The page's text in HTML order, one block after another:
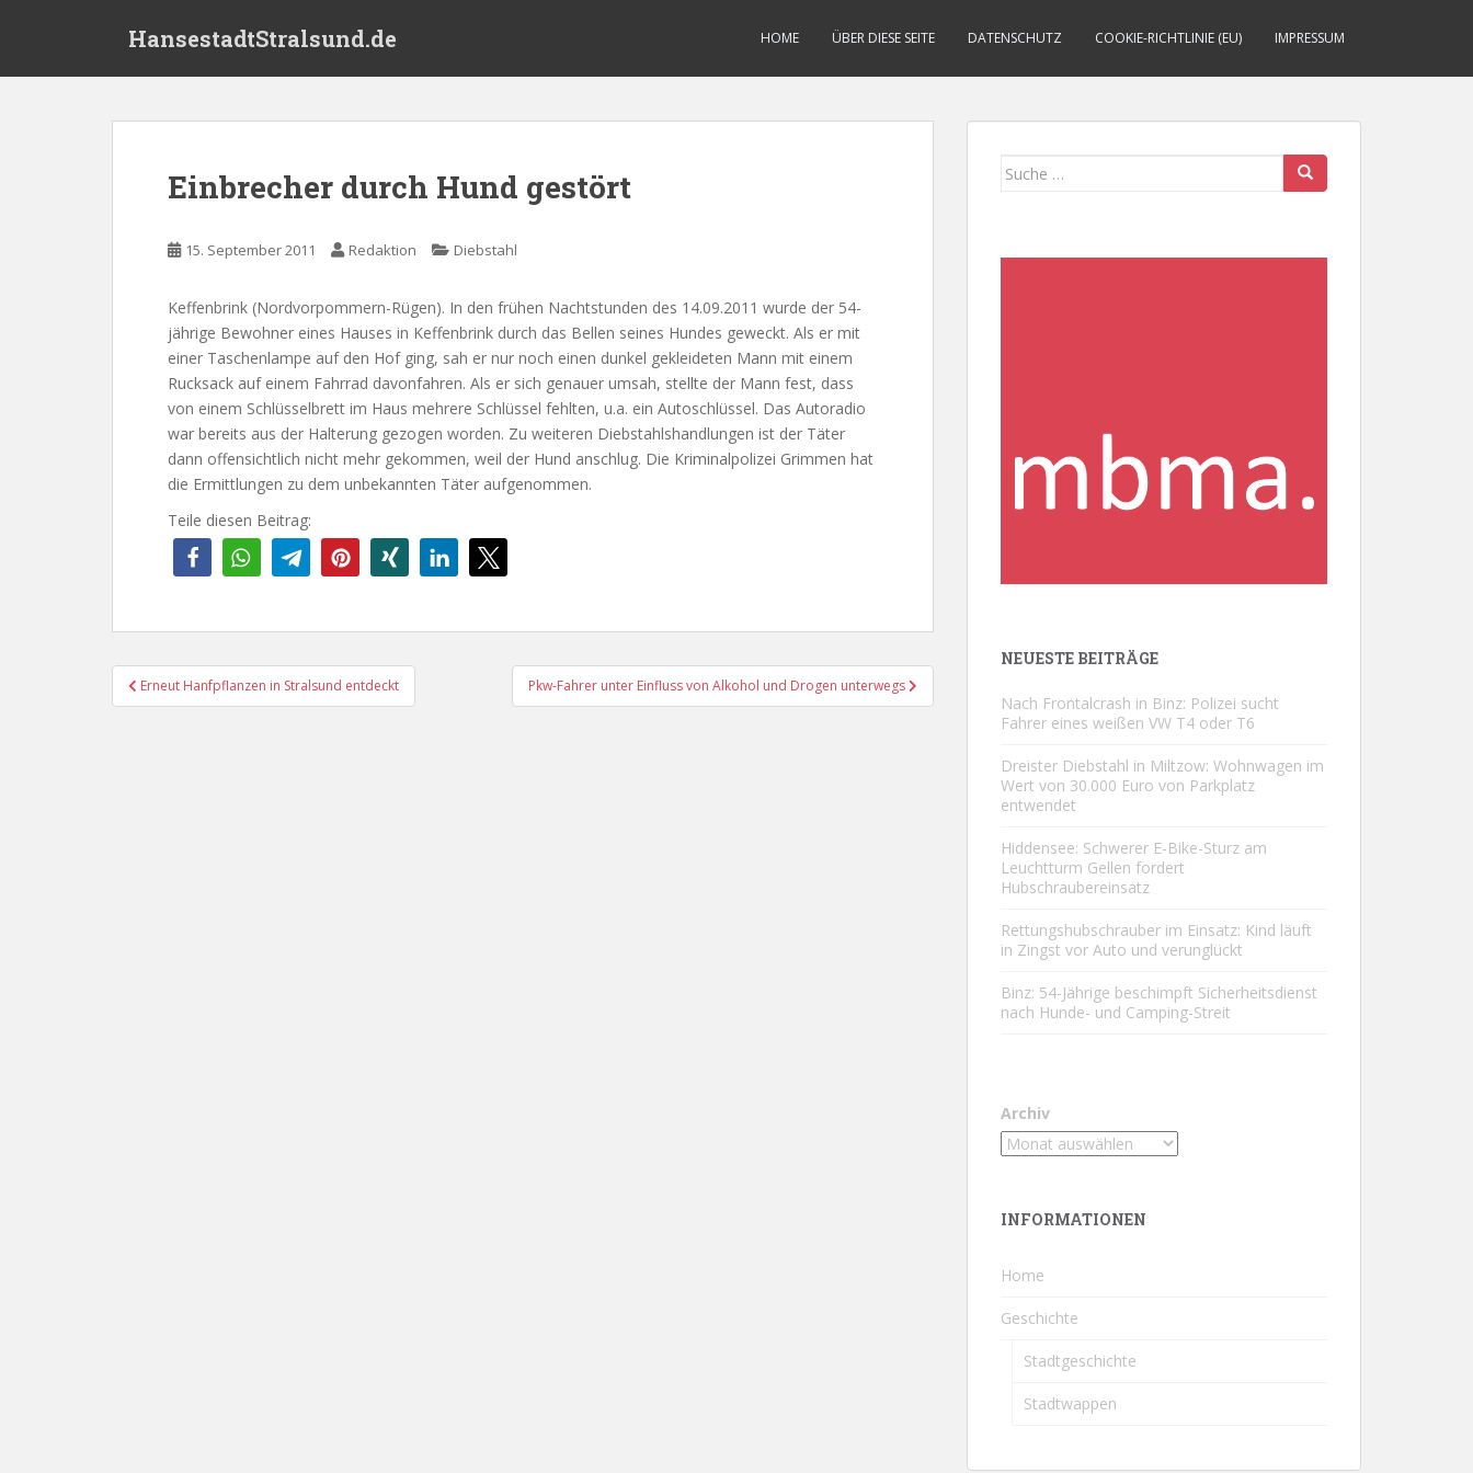
HansestadtStralsund.de HOME ÜBER DIESE SEITE DATENSCHUTZ COOKIE-RICHTLINIE (EU) IMPRESSUM
Einbrecher durch Hund gestört
15. September 2011 Redaktion Diebstahl
Keffenbrink (Nordvorpommern-Rügen). In den frühen Nachtstunden des 14.09.2011 wurde der 54-
jährige Bewohner eines Hauses in Keffenbrink durch das Bellen seines Hundes geweckt. Als er mit
einer Taschenlampe auf den Hof ging, sah er nur noch einen dunkel gekleideten Mann mit einem
Rucksack auf einem Fahrrad davonfahren. Als er sich genauer umsah, stellte der Mann fest, dass
von einem Schlüsselbrett im Haus mehrere Schlüssel fehlten, u.a. ein Autoschlüssel. Das Autoradio
war bereits aus der Halterung gezogen worden. Zu weiteren Diebstahlshandlungen ist der Täter
dann offensichtlich nicht mehr gekommen, weil der Hund anschlug. Die Kriminalpolizei Grimmen hat
die Ermittlungen zu dem unbekannten Täter aufgenommen.
Teile diesen Beitrag:
Beitragsnavigation
Erneut Hanfpflanzen in Stralsund entdeckt Pkw-Fahrer unter Einfluss von Alkohol und Drogen unterwegs
Suche
NEUESTE BEITRÄGE
Nach Frontalcrash in Binz: Polizei sucht
Fahrer eines weißen VW T4 oder T6
Dreister Diebstahl in Miltzow: Wohnwagen im
Wert von 30.000 Euro von Parkplatz
entwendet
Hiddensee: Schwerer E-Bike-Sturz am
Leuchtturm Gellen fordert
Hubschraubereinsatz
Rettungshubschrauber im Einsatz: Kind läuft
in Zingst vor Auto und verunglückt
Binz: 54-Jährige beschimpft Sicherheitsdienst
nach Hunde- und Camping-Streit
Archiv
INFORMATIONEN
Home
Geschichte
Stadtgeschichte
Stadtwappen